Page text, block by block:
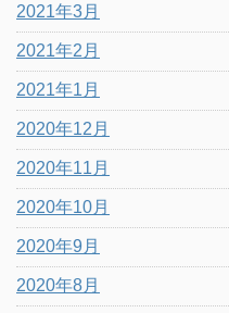
2021年3月
2021年2月
2021年1月
2020年12月
2020年11月
2020年10月
2020年9月
2020年8月